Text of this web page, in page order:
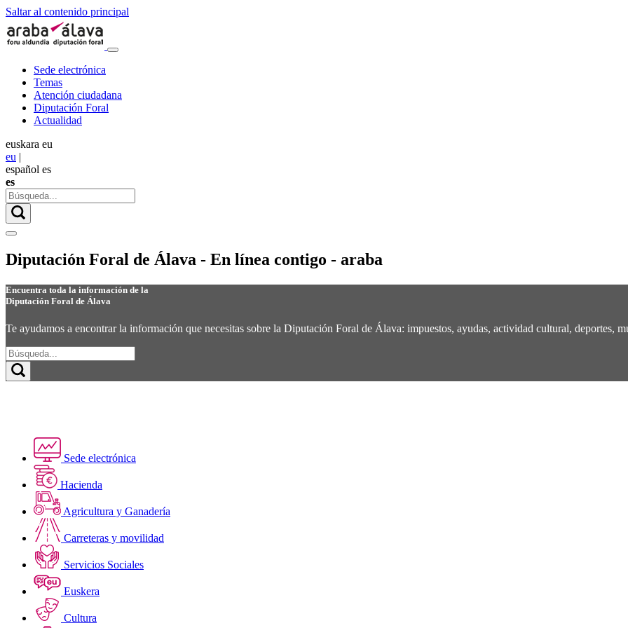
Saltar al contenido principal
Sede electrónica
Temas
Atención ciudadana
Diputación Foral
Actualidad
euskara eu
eu |
español es
es
Diputación Foral de Álava - En línea contigo - araba
Encuentra toda la información de la
Diputación Foral de Álava
Te ayudamos a encontrar la información que necesitas sobre la Diputación Foral de Álava: impuestos, ayudas, actividad cultural, deportes,
Sede electrónica
Hacienda
Agricultura y Ganadería
Carreteras y movilidad
Servicios Sociales
Euskera
Cultura